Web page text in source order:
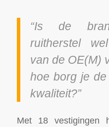
“Is de
ruitherstel
van de OE(M)
hoe borg je
kwaliteit?”
Met 18 vestigingen